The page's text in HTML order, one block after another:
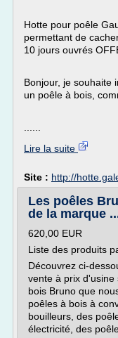
Hotte pour poêle
permettant de
10 jours ouvrés
Bonjour, je souhaite
un poêle à bois,
Lire la suite
Site : http://
Les poêles
de la marque
620,00 EUR
Liste des produits
Découvrez ci-
vente à prix d'usine
bois Bruno que
poêles à bois à
bouilleurs, des
électricité, des